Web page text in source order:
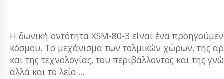
Η δωνική οντότητα XSM-80-3 είναι ένα
κόσμου. Το μεχάνισμα των τολμικών χώρων, της
και της τεχνολογίας, του περιβάλλοντος και της
αλλά και το λείο ...